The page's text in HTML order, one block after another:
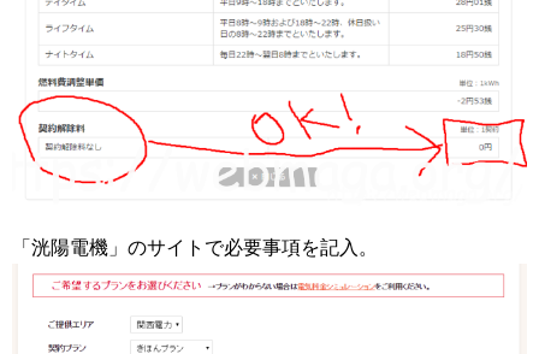
「洸陽電機」のサイトで必要事項を記入。